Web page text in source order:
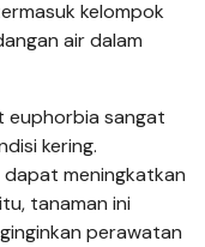
kelompok
air dalam
euphorbia sangat
kering.
meningkatkan
tanaman ini
perawatan